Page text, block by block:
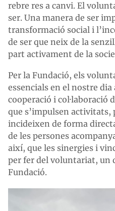
rebre res a canvi. El
ser. Una manera de ser
transformació social i
de ser que neix de la
part activament de la
Per la Fundació, els
essencials en el nostre dia
cooperació i col·laboració
que s’impulsen activitats,
incideixen de forma
de les persones
així, que les sinergies i
per fer del voluntariat, un
Fundació.